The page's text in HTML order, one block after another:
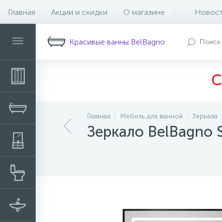
Главная Акции и скидки О магазине
Красивые ванны BelBagno
Главная Мебель для ванной Зеркала
Зеркало BelBagno
Описание Характеристики